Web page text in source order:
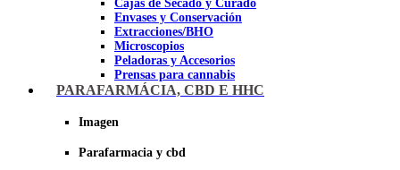
Cajas de Secado y Curado
Envases y Conservación
Extracciones/BHO
Microscopios
Peladoras y Accesorios
Prensas para cannabis
Secadores de cogollos
PARAFARMÁCIA, CBD E HHC
Imagen
Parafarmacia y cbd